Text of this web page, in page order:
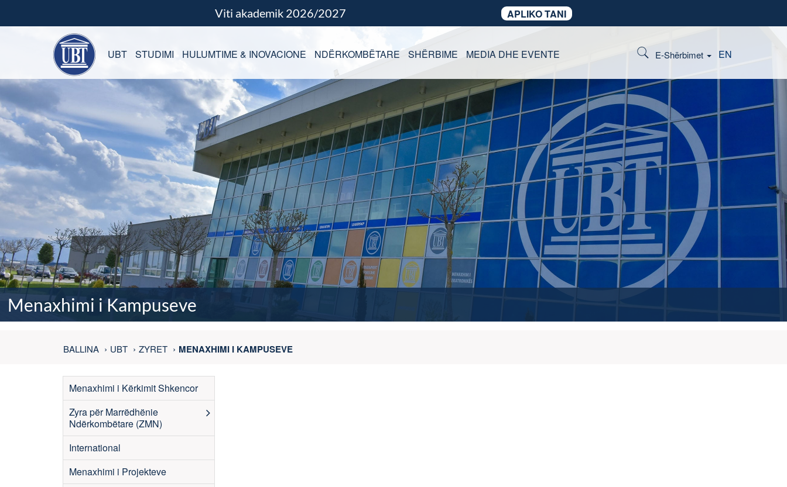
Viti akademik 2026/2027 APLIKO TANI
E-Shërbimet EN
UBT STUDIMI HULUMTIME & INOVACIONE NDËRKOMBËTARE SHËRBIME MEDIA DHE EVENTE
Menaxhimi i Kampuseve
BALLINA UBT ZYRET MENAXHIMI I KAMPUSEVE
Menaxhimi i Kërkimit Shkencor
Zyra për Marrëdhënie
Ndërkombëtare (ZMN)
International
Menaxhimi i Projekteve